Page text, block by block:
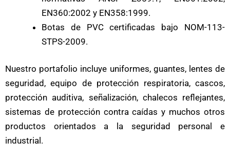
EN360:2002 y EN358:1999.
Botas de PVC certificadas bajo NOM-113-
STPS-2009.
Nuestro portafolio incluye uniformes, guantes, lentes de
seguridad, equipo de protección respiratoria, cascos,
protección auditiva, señalización, chalecos reflejantes,
sistemas de protección contra caídas y muchos otros
productos orientados a la seguridad personal e
industrial.